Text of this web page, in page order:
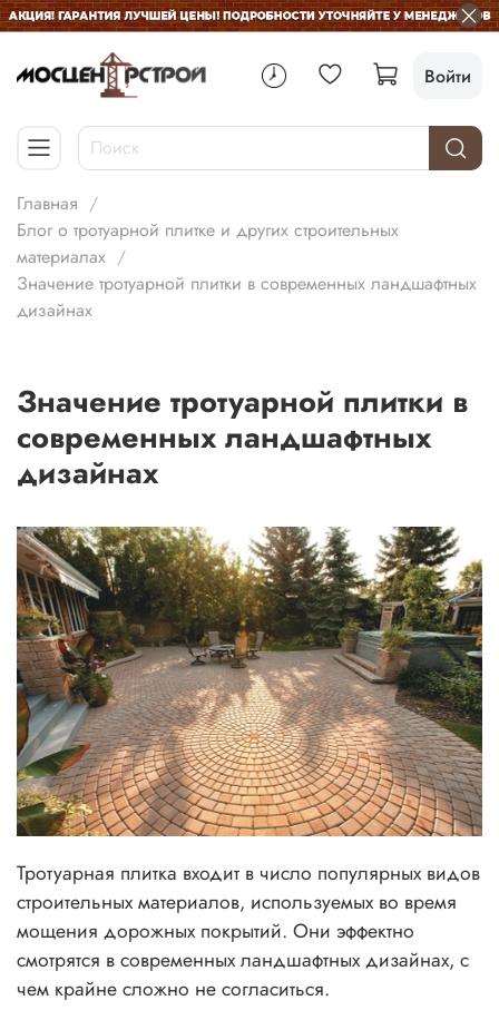
Войти
Главная
Блог о тротуарной плитке и других строительных
материалах
Значение тротуарной плитки в современных ландшафтных
дизайнах
Значение тротуарной плитки в
современных ландшафтных
дизайнах
Тротуарная плитка входит в число популярных видов
строительных материалов, используемых во время
мощения дорожных покрытий. Они эффектно
смотрятся в современных ландшафтных дизайнах, с
чем крайне сложно не согласиться.